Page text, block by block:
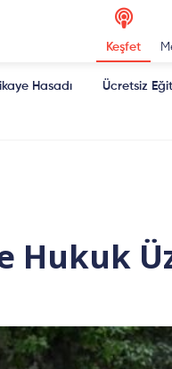
Keşfet
Hasadı Ücretsiz
Hukuk